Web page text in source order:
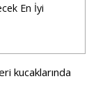
En İyi
kucaklarında